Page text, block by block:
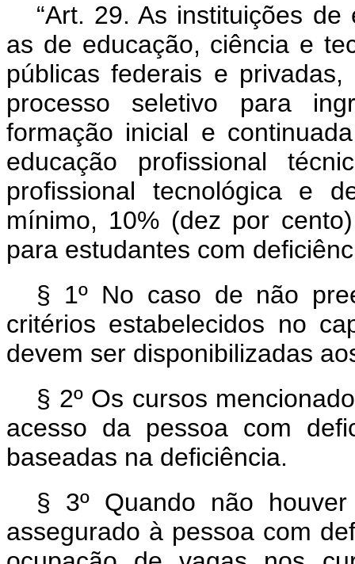
“Art. 29. As instituições
as de educação, ciência e
públicas federais e
processo seletivo para
formação inicial e
educação profissional
profissional tecnológica e
mínimo, 10% (dez por
para estudantes com
§ 1º No caso de não
critérios estabelecidos no
devem ser disponibilizadas
§ 2º Os cursos
acesso da pessoa com
baseadas na deficiência.
§ 3º Quando não
assegurado à pessoa com